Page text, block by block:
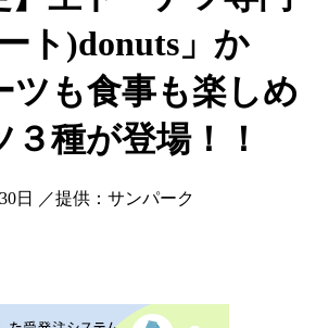
ト)donuts」か
ツも食事も楽しめ
種が登場！！
日 ／提供：サンパーク